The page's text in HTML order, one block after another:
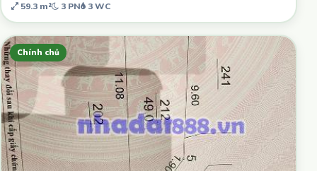
59.3 m² 3 PN 3 WC
Chính chủ